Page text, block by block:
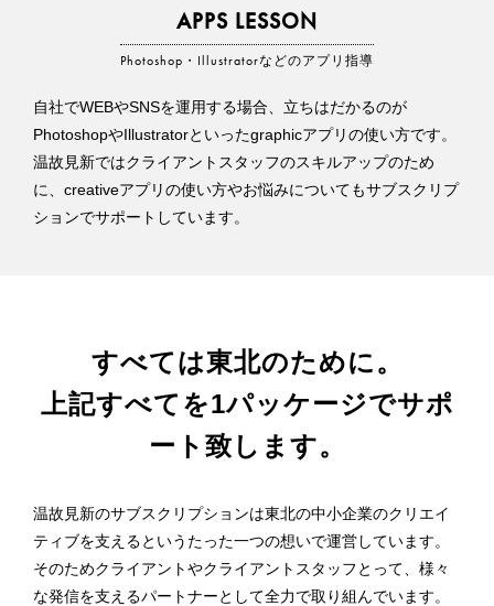
APPS LESSON
Photoshop・Illustratorなどのアプリ指導
自社でWEBやSNSを運用する場合、立ちはだかるのが
PhotoshopやIllustratorといったgraphicアプリの使い方です。
温故見新ではクライアントスタッフのスキルアップのため
に、creativeアプリの使い方やお悩みについてもサブスクリプ
ションでサポートしています。
すべては東北のために。
上記すべてを1パッケージでサポ
ート致します。
温故見新のサブスクリプションは東北の中小企業のクリエイ
ティブを支えるというたった一つの想いで運営しています。
そのためクライアントやクライアントスタッフとって、様々
な発信を支えるパートナーとして全力で取り組んでいます。